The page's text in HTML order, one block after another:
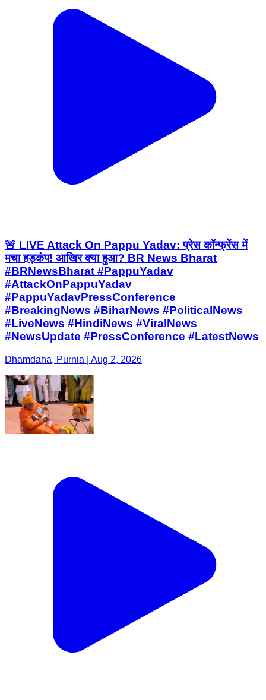
🚨 LIVE Attack On Pappu Yadav: प्रेस कॉन्फ्रेंस में
मचा हड़कंप! आखिर क्या हुआ? BR News Bharat
#BRNewsBharat #PappuYadav
#AttackOnPappuYadav
#PappuYadavPressConference
#BreakingNews #BiharNews #PoliticalNews
#LiveNews #HindiNews #ViralNews
#NewsUpdate #PressConference #LatestNews
Dhamdaha, Purnia | Aug 2, 2026